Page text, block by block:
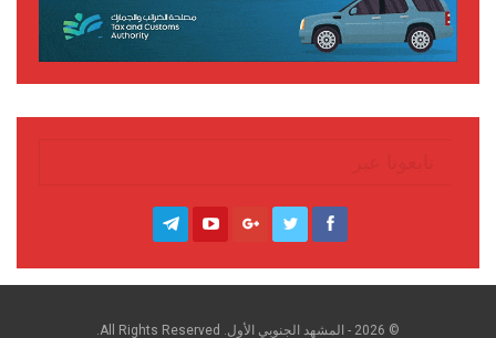
© 2026 - المشهد الجنوبي الأول. All Rights Reserved.